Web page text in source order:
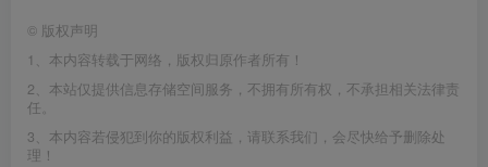
© 版权声明
1、本内容转载于网络，版权归原作者所有！
2、本站仅提供信息存储空间服务，不拥有所有权，不承担相关法律责
任。
3、本内容若侵犯到你的版权利益，请联系我们，会尽快给予删除处
理！